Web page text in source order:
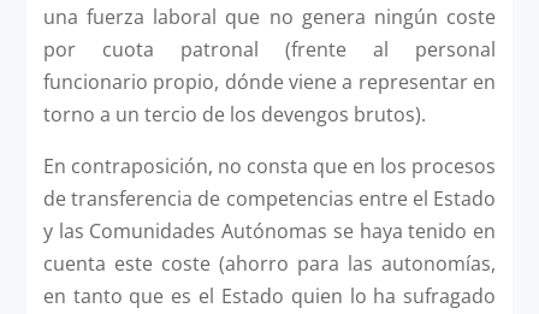
una fuerza laboral que no genera ningún coste
por cuota patronal (frente al personal
funcionario propio, dónde viene a representar en
torno a un tercio de los devengos brutos).
En contraposición, no consta que en los procesos
de transferencia de competencias entre el Estado
y las Comunidades Autónomas se haya tenido en
cuenta este coste (ahorro para las autonomías,
en tanto que es el Estado quien lo ha sufragado